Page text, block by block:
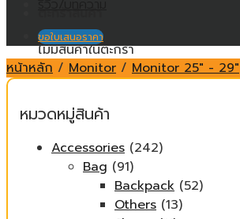
ไม่มีสินค้าในตะกร้า
ขอใบเสนอราคา
หน้าหลัก / Monitor / Monitor 25" - 29"
หมวดหมู่สินค้า
Accessories (242)
Bag (91)
Backpack (52)
Others (13)